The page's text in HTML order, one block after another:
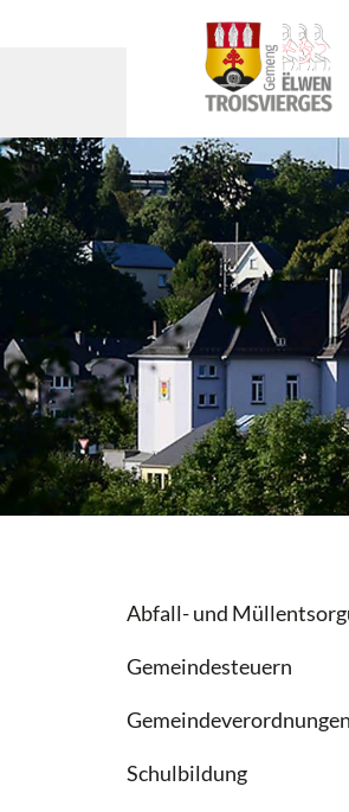
Abfall- und
Gemeindesteuern
Gemeindeverordnungen
Schulbildung